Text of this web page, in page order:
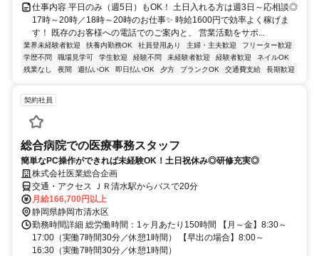
仕事内容 平日のみ（週5日）もOK！ 土日入れる方は週3日～応相談◎
17時～20時／18時～20時のお仕事✨ 時給1600円で効率よく稼げま
す！ 既存のお客様への電話でのご案内と、 営業活動をサポ...
業界未経験者歓迎 扶養内勤務OK 社員登用あり 主婦・主夫歓迎
フリーター歓迎
学歴不問
職場見学可 学生歓迎 経験不問 未経験者歓迎 経験者歓迎
ネイルOK
残業なし
夜間 週払いOK 即日払いOK 夕方 ブランクOK 交通費支給 長期歓迎
契約社員
総合病院での医療事務スタッフ
簡単なPC操作ができれば未経験OK！土日祝休み◎研修充実◎
株式会社医業総合企画
交通・アクセス ＪＲ清水駅からバスで20分
月給166,700円以上
静岡県静岡市清水区
勤務時間詳細 総労働時間：1ヶ月あたり150時間 【月～金】8:30～
17:00（実働7時間30分／休憩1時間） 【早出の場合】8:00～
16:30（実働7時間30分／休憩1時間）